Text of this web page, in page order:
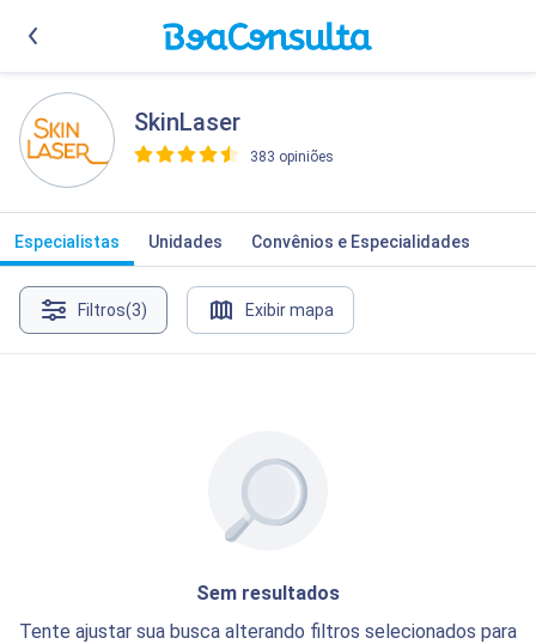
SkinLaser
383 opiniões
Especialistas Unidades Convênios e Especialidades
Filtros(3) Exibir mapa
Sem resultados
Tente ajustar sua busca alterando filtros selecionados para